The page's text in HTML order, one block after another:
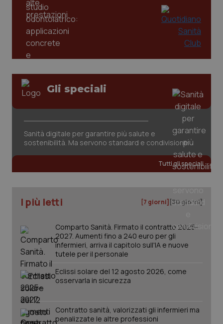
Gli speciali
Sanità digitale per garantire più salute e
sostenibilità. Ma servono standard e condivisione
Tutti gli speciali
I più letti [7 giorni] [30 giorni]
Comparto Sanità. Firmato il contratto 2025-
2027. Aumenti fino a 240 euro per gli
infermieri, arriva il capitolo sull'IA e nuove
tutele per il personale
Eclissi solare del 12 agosto 2026, come
osservarla in sicurezza
Contratto sanità, valorizzati gli infermieri ma
penalizzate le altre professioni
CookieScriptConsent
www.quotidianosanita.it
tracking-enable
tracking-sites-ironfish-